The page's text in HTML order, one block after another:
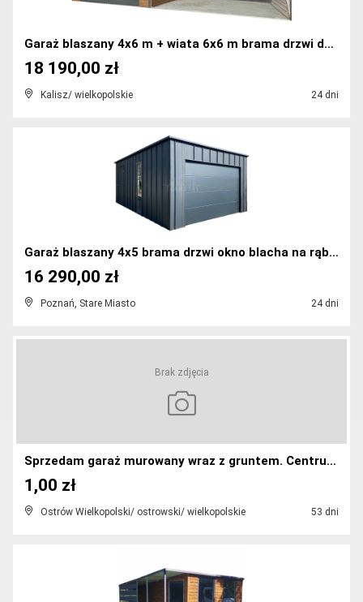
Garaż blaszany 4x6 m + wiata 6x6 m brama drzwi dac...
Kalisz/ wielkopolskie 24 dni
18 190,00 zł
Garaż blaszany 4x5 brama drzwi okno blacha na rąbe...
Poznań, Stare Miasto 24 dni
16 290,00 zł
Brak zdjęcia
Sprzedam garaż murowany wraz z gruntem. Centrum Os...
Ostrów Wielkopolski/ ostrowski/ wielkopolskie 53 dni
1,00 zł